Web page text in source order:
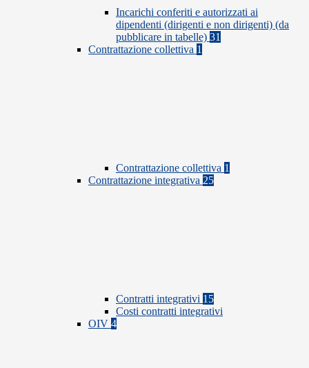
Incarichi conferiti e autorizzati ai
dipendenti (dirigenti e non dirigenti) (da
pubblicare in tabelle) 31
Contrattazione collettiva 1
Contrattazione collettiva 1
Contrattazione integrativa 25
Contratti integrativi 15
Costi contratti integrativi
OIV 4